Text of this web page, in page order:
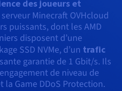
des joueurs et
Minecraft OVHcloud
puissants, dont les AMD
disposent d’une
SSD NVMe, d’un trafic
garantie de 1 Gbit/s. Ils
de niveau de
la Game DDoS Protection.